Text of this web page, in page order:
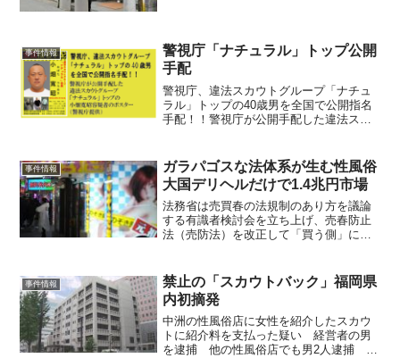
とみられ、警...
事件情報
警視庁「ナチュラル」トップ公開
手配
警視庁、違法スカウトグループ「ナチュ
ラル」トップの40歳男を全国で公開指名
手配！！警視庁が公開手配した違法スカ
違法スカウトグループ「ナチュラル」を
巡り、警視庁暴力団対策...
事件情報
ガラパゴスな法体系が生む性風俗
大国デリヘルだけで1.4兆円市場
法務省は売買春の法規制のあり方を議論
する有識者検討会を立ち上げ、売春防止
法（売防法）を改正して「買う側」にも
しているのは男女間の性交のみ。それ以
外の性的サービスは「合法...
事件情報
禁止の「スカウトバック」福岡県
内初摘発
中洲の性風俗店に女性を紹介したスカウ
トに紹介料を支払った疑い 経営者の男
を逮捕 他の性風俗店でも男2人逮捕 性